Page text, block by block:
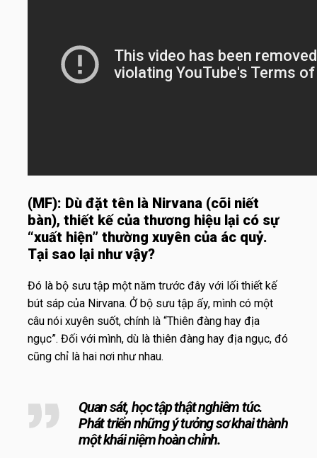
(MF): Dù đặt tên là Nirvana (cõi niết
bàn), thiết kế của thương hiệu lại có sự
“xuất hiện” thường xuyên của ác quỷ.
Tại sao lại như vậy?
Đó là bộ sưu tập một năm trước đây với lối thiết kế
bút sáp của Nirvana. Ở bộ sưu tập ấy, mình có một
câu nói xuyên suốt, chính là “Thiên đàng hay địa
ngục”. Đối với mình, dù là thiên đàng hay địa ngục, đó
cũng chỉ là hai nơi như nhau.
Quan sát, học tập thật nghiêm túc.
Phát triển những ý tưởng sơ khai thành
một khái niệm hoàn chỉnh.